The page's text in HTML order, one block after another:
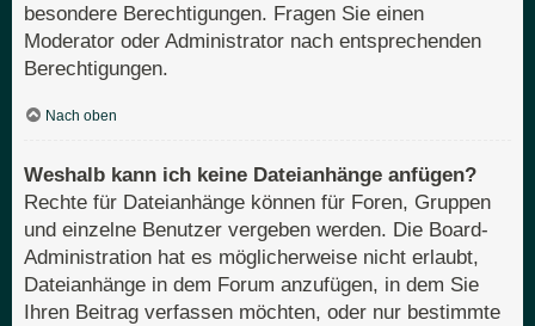
besondere Berechtigungen. Fragen Sie einen
Moderator oder Administrator nach entsprechenden
Berechtigungen.
Nach oben
Weshalb kann ich keine Dateianhänge anfügen?
Rechte für Dateianhänge können für Foren, Gruppen
und einzelne Benutzer vergeben werden. Die Board-
Administration hat es möglicherweise nicht erlaubt,
Dateianhänge in dem Forum anzufügen, in dem Sie
Ihren Beitrag verfassen möchten, oder nur bestimmte